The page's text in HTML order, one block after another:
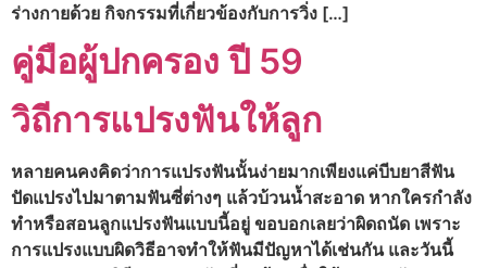
ร่างกายด้วย กิจกรรมที่เกี่ยวข้องกับการวิ่ง […]
คู่มือผู้ปกครอง ปี 59
วิถีการแปรงฟันให้ลูก
หลายคนคงคิดว่าการแปรงฟันนั้นง่ายมากเพียงแค่บีบยาสีฟัน
ปัดแปรงไปมาตามฟันซี่ต่างๆ แล้วบ้วนน้ำสะอาด หากใครกำลัง
ทำหรือสอนลูกแปรงฟันแบบนี้อยู่ ขอบอกเลยว่าผิดถนัด เพราะ
การแปรงแบบผิดวิธีอาจทำให้ฟันมีปัญหาได้เช่นกัน และวันนี้